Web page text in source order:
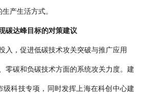
产生活方式。
碳达峰目标的对策建议
入，促进低碳技术攻关突破与推广应用
零碳和负碳技术方面的系统攻关力度。建
级科技专项，同时发挥上海在科创中心建